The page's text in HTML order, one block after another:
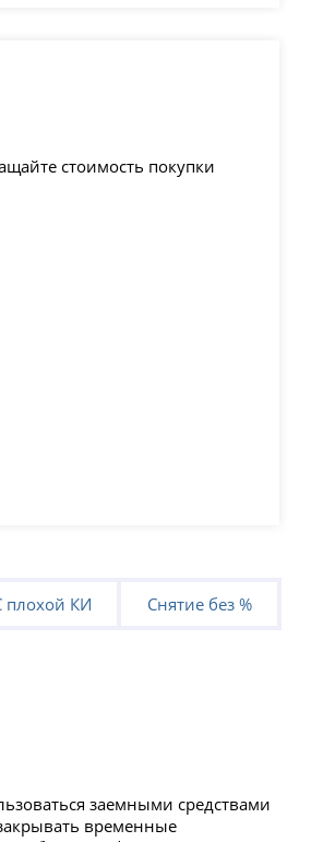
стоимость покупки
плохой КИ Снятие без %
заемными средствами
временные